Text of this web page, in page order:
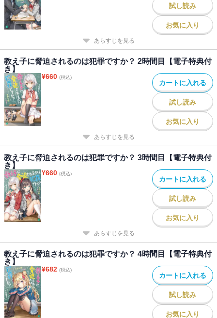
試し読み
お気に入り
あらすじを見る
教え子に脅迫されるのは犯罪ですか？ 2時間目【電子特典付
き】
¥660 (税込)
カートに入れる
試し読み
お気に入り
あらすじを見る
教え子に脅迫されるのは犯罪ですか？ 3時間目【電子特典付
き】
¥660 (税込)
カートに入れる
試し読み
お気に入り
あらすじを見る
教え子に脅迫されるのは犯罪ですか？ 4時間目【電子特典付
き】
¥682 (税込)
カートに入れる
試し読み
お気に入り